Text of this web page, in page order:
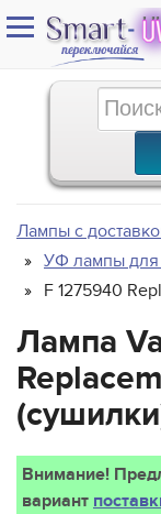
Лампы с
УФ лампы
F 1275940
Лампа
Внимание!
вариант